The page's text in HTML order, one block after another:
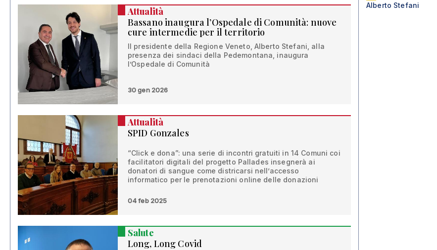
Attualità
Bassano inaugura l’Ospedale di Comunità: nuove
cure intermedie per il territorio
Il presidente della Regione Veneto, Alberto Stefani, alla
presenza dei sindaci della Pedemontana, inaugura
l’Ospedale di Comunità
30 gen 2026
Attualità
SPID Gonzales
“Click e dona”: una serie di incontri gratuiti in 14 Comuni coi
facilitatori digitali del progetto Pallades insegnerà ai
donatori di sangue come districarsi nell’accesso
informatico per le prenotazioni online delle donazioni
04 feb 2025
Salute
Long, Long Covid
Alberto Stefani